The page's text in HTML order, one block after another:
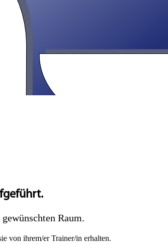
Raum.
von ihrem/er Trainer/in erhalten.